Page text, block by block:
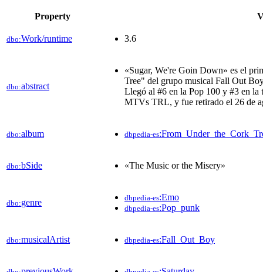
Property
dbo:Work/runtime 3.6
dbo:abstract
«Sugar, We're Goin Down» es el
Tree" del grupo musical Fall Out
Llegó al #6 en la Pop 100 y #3 en
MTVs TRL, y fue retirado el 26 de
dbo:album dbpedia-es
dbo:bSide «The Music or the Misery»
dbo:genre dbpedia-es:Emo
dbpedia-es:Pop_punk
dbo:musicalArtist dbpedia-es:Fall_Out_Boy